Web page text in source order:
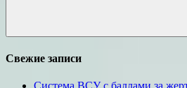
Поиск
Свежие записи
Система ВСУ с баллами за